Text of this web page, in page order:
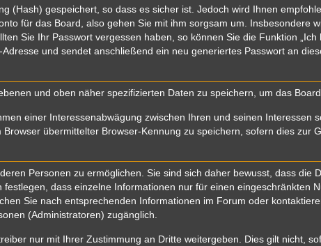
(Hash) gespeichert, so dass es sicher ist. Jedoch wird Ihnen
für das Board, also gehen Sie mit ihm sorgsam um. Insbesondere
Sie Ihr Passwort vergessen haben, so können Sie die Funktion
und sendet anschließend ein neu generiertes Passwort an
und oben näher spezifizierten Daten zu speichern, um das
einer Interessenabwägung zwischen Ihren und seinen Interessen
übermittelter Browser-Kennung zu speichern, sofern dies zur
Personen zu ermöglichen. Sie sind sich daher bewusst, dass
dass einzelne Informationen nur für einen eingeschränkten
Sie nach entsprechenden Informationen im Forum oder
(Administratoren) zugänglich.
nur mit Ihrer Zustimmung an Dritte weitergeben. Dies gilt nicht,